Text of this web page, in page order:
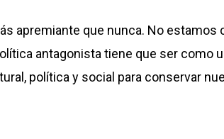
apremiante que nunca. No estamos
antagonista tiene que ser como
política y social para conservar